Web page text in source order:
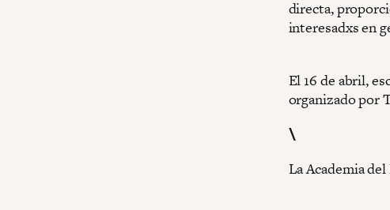
directa,
interesadxs en
El 16 de abril,
organizado por
\
La Academia